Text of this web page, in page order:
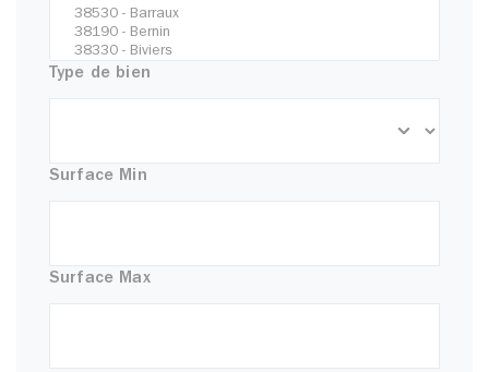
Type de bien
Surface Min
Surface Max